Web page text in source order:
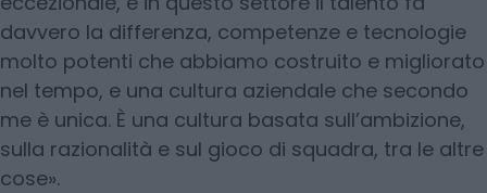
davvero la differenza, competenze e tecnologie
molto potenti che abbiamo costruito e migliorato
nel tempo, e una cultura aziendale che secondo
me è unica. È una cultura basata sull’ambizione,
sulla razionalità e sul gioco di squadra, tra le altre
cose».